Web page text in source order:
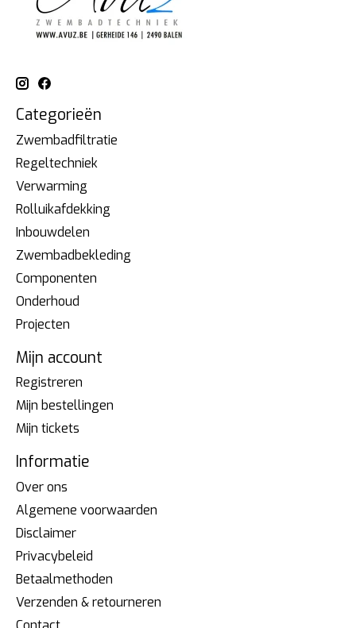
Categorieën
Zwembadfiltratie
Regeltechniek
Verwarming
Rolluikafdekking
Inbouwdelen
Zwembadbekleding
Componenten
Onderhoud
Projecten
Mijn account
Registreren
Mijn bestellingen
Mijn tickets
Informatie
Over ons
Algemene voorwaarden
Disclaimer
Privacybeleid
Betaalmethoden
Verzenden & retourneren